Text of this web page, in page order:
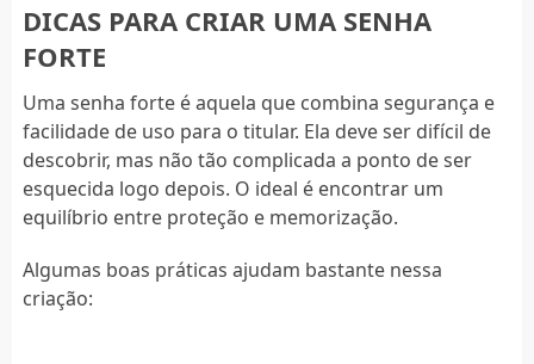
DICAS PARA CRIAR UMA SENHA
FORTE
Uma senha forte é aquela que combina segurança e
facilidade de uso para o titular. Ela deve ser difícil de
descobrir, mas não tão complicada a ponto de ser
esquecida logo depois. O ideal é encontrar um
equilíbrio entre proteção e memorização.
Algumas boas práticas ajudam bastante nessa
criação: